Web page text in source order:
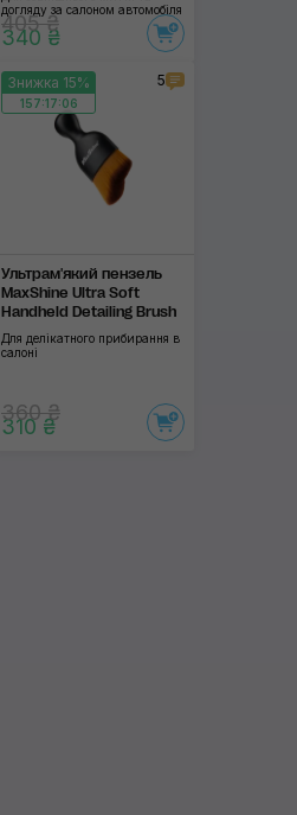
догляду за салоном автомобіля
405 ₴
340 ₴
Знижка 15%
157:17:06
5
Ультрам'який пензель
MaxShine Ultra Soft
Handheld Detailing Brush
Для делікатного прибирання в
салоні
360 ₴
310 ₴